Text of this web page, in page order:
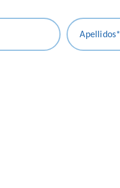
Apellidos*